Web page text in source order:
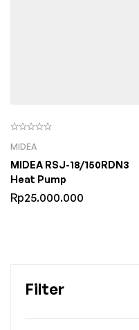
Filter
MIDEA
MIDEA RSJ-18/150RDN3
Heat Pump
Rp25.000.000